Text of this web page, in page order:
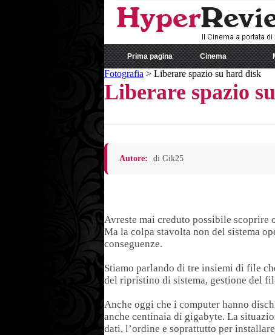
Prima pagina Cinema
Fotografia > Liberare spazio su hard disk
Liberare spazio
Autore: di Gik25
Avreste mai creduto possibile scoprire
Ma la colpa stavolta non del sistema
conseguenze.
Stiamo parlando di tre insiemi di file
del ripristino di sistema, gestione del
Anche oggi che i computer hanno
anche centinaia di gigabyte. La
dati, l’ordine e soprattutto per